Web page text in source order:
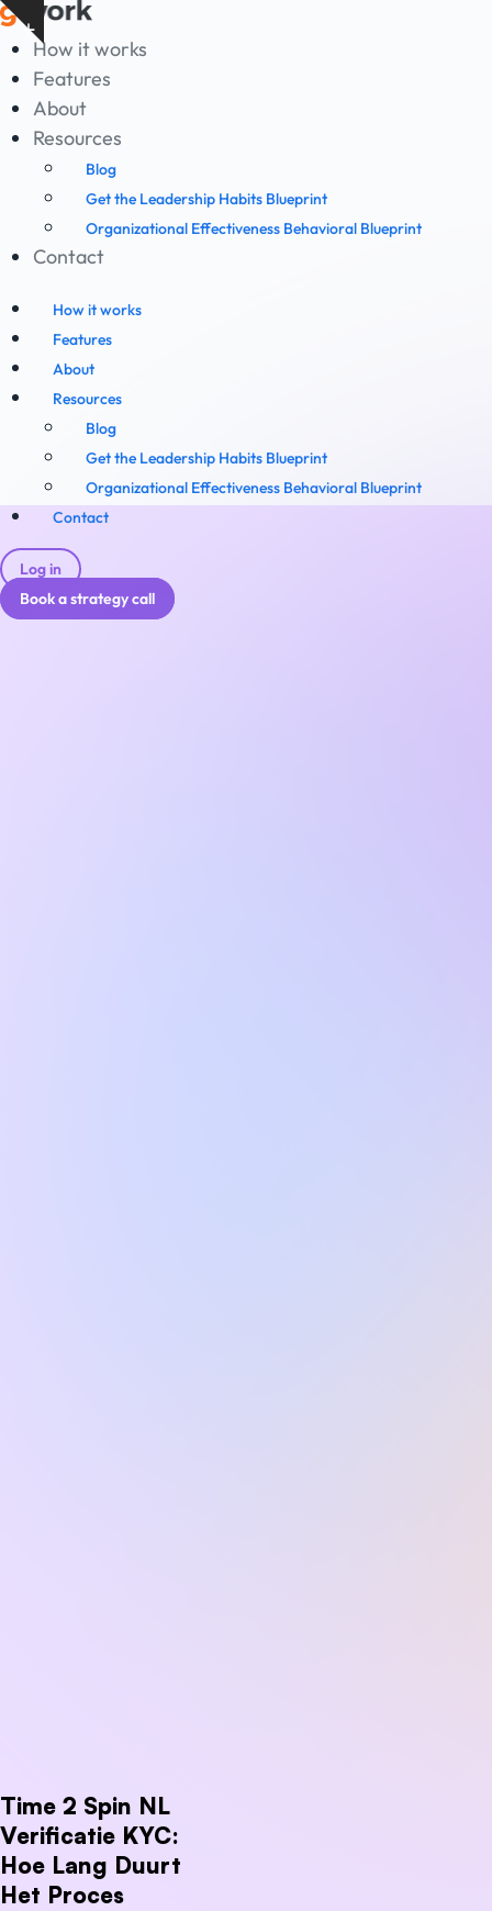
Skip
to
content
Show
How it works
Features
About
Resources
Blog
Get the Leadership Habits Blueprint
Organizational Effectiveness Behavioral Blueprint
Contact
How it works
Features
About
Resources
Blog
Get the Leadership Habits Blueprint
Organizational Effectiveness Behavioral Blueprint
Contact
Log in
Book a strategy call
Time 2 Spin NL
Verificatie KYC:
Hoe Lang Duurt
Het Proces